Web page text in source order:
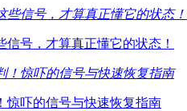
号，才算真正懂它的状态！
惊吓的信号与快速恢复指南